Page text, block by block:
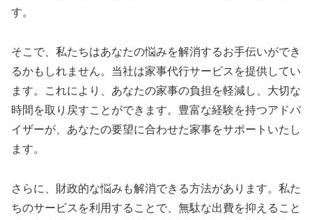
す。
そこで、私たちはあなたの悩みを解消するお手伝いができ
るかもしれません。当社は家事代行サービスを提供してい
ます。これにより、あなたの家事の負担を軽減し、大切な
時間を取り戻すことができます。豊富な経験を持つアドバ
イザーが、あなたの要望に合わせた家事をサポートいたし
ます。
さらに、財政的な悩みも解消できる方法があります。私た
ちのサービスを利用することで、無駄な出費を抑えること